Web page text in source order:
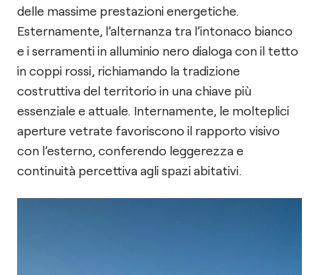
delle massime prestazioni energetiche.
Esternamente, l’alternanza tra l’intonaco bianco
e i serramenti in alluminio nero dialoga con il tetto
in coppi rossi, richiamando la tradizione
costruttiva del territorio in una chiave più
essenziale e attuale. Internamente, le molteplici
aperture vetrate favoriscono il rapporto visivo
con l’esterno, conferendo leggerezza e
continuità percettiva agli spazi abitativi.